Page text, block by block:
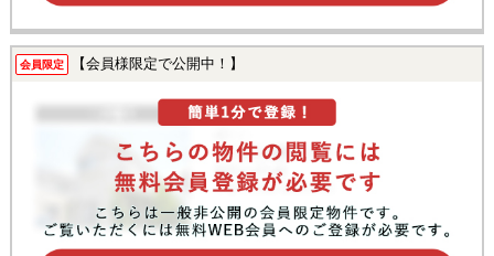
会員限定 【会員様限定で公開中！】